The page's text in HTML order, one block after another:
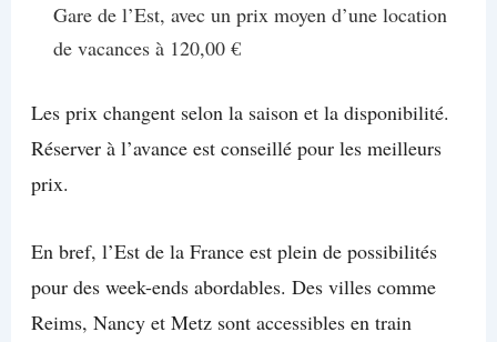
Gare de l’Est, avec un prix moyen d’une location
de vacances à 120,00 €
Les prix changent selon la saison et la disponibilité.
Réserver à l’avance est conseillé pour les meilleurs
prix.
En bref, l’Est de la France est plein de possibilités
pour des week-ends abordables. Des villes comme
Reims, Nancy et Metz sont accessibles en train